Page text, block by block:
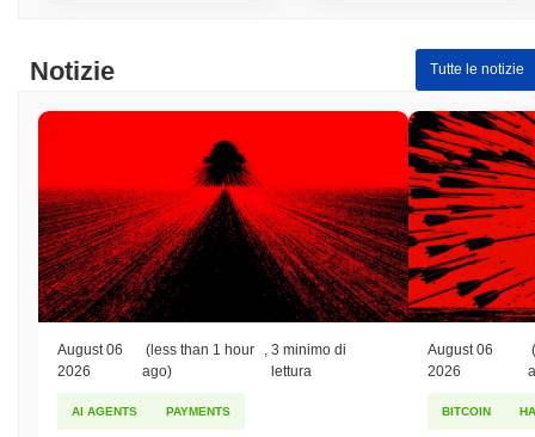
Notizie Tutte le notizie
August 06
2026
(less than 1 hour
ago)
3 minimo di
lettura
AI AGENTS PAYMENTS
August 06
2026
BITCOIN